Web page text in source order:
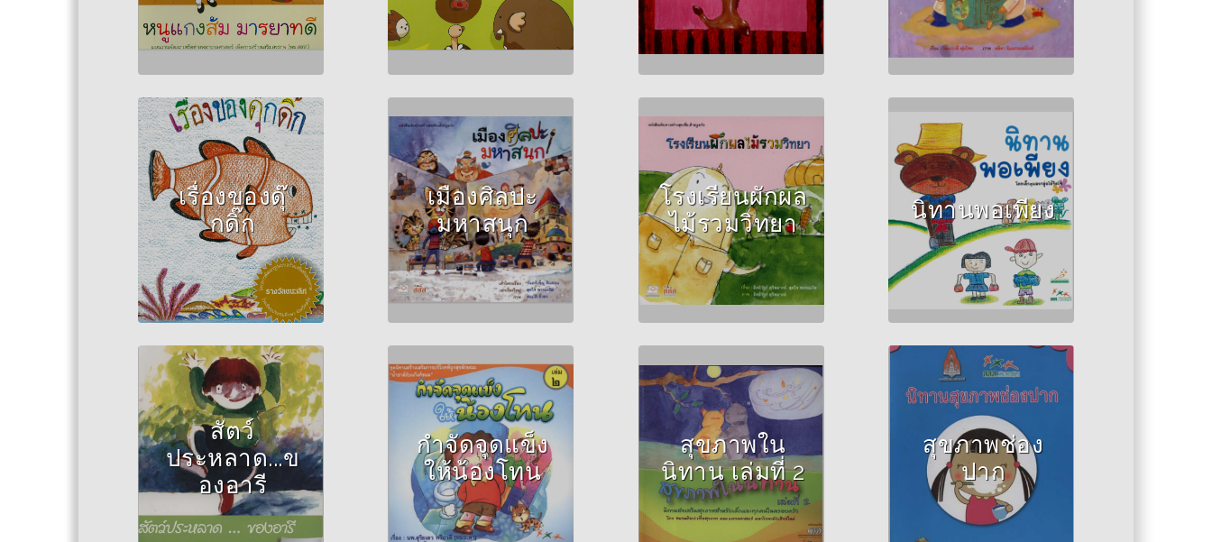
เรื่องของดุ๊
กดิ๊ก
Author :งานทันต
สาธารณสุข สำนักงาน
สาธารณสุขจังหวัด
ตรัง
เมืองศิลปะ
มหาสนุก
Author :จันทร์เพ็ญ
สินสอด , สุดใจ พรหม
เกิด
โรงเรียนผักผล
ไม้รวมวิทยา
Author :อิทธิวัฐก์ สุริ
ยามาตย์ , สุดใจ พรหม
เกิด
นิทานพอเพียง
Author :กลุ่มไม้ขีดไฟ
สัตว์
ประหลาด...ข
องอารี
Author :คณะ
กรรมการศูนย์ส่งเสริม
และพัฒนาพลังแผ่นดิน
เชิงคุณธรรม
กำจัดจุดแข็ง
ให้น้องโทน
Author :นพ.สุริยเดว
ทรีปาตี (หมอเดว)
สุขภาพใน
นิทาน เล่มที่ 2
เพื่อสุขภาพ คณะ
แพทยศาสตร์
มหาวิทยาลัยเชียงใหม่
สุขภาพช่อง
ปาก
Author :ประทุมมา ทา
แดง หัวหน้าโครงการ
ผู้จัดทำหนังสือนิทาน